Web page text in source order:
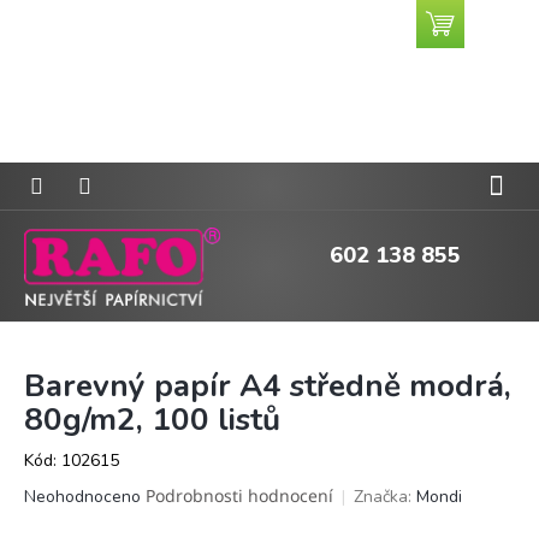
602 138 855
Nákupní
košík
Barevný papír A4 středně modrá,
80g/m2, 100 listů
Kód: 102615
Průměrné
Neohodnoceno Podrobnosti hodnocení Značka: Mondi